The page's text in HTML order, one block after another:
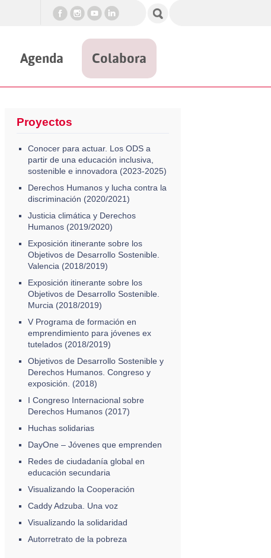
Agenda Colabora
Proyectos
Conocer para actuar. Los ODS a
partir de una educación inclusiva,
sostenible e innovadora (2023-2025)
Derechos Humanos y lucha contra la
discriminación (2020/2021)
Justicia climática y Derechos
Humanos (2019/2020)
Exposición itinerante sobre los
Objetivos de Desarrollo Sostenible.
Valencia (2018/2019)
Exposición itinerante sobre los
Objetivos de Desarrollo Sostenible.
Murcia (2018/2019)
V Programa de formación en
emprendimiento para jóvenes ex
tutelados (2018/2019)
Objetivos de Desarrollo Sostenible y
Derechos Humanos. Congreso y
exposición. (2018)
I Congreso Internacional sobre
Derechos Humanos (2017)
Huchas solidarias
DayOne – Jóvenes que emprenden
Redes de ciudadanía global en
educación secundaria
Visualizando la Cooperación
Caddy Adzuba. Una voz
Visualizando la solidaridad
Autorretrato de la pobreza